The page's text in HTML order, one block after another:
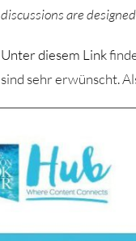
discussions are
Unter diesem Link
sind sehr erwünscht.